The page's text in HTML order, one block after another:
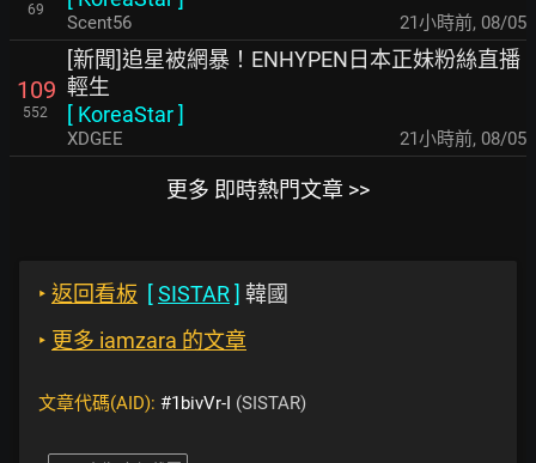
69
Scent56 21小時前, 08/05
109
552
[新聞]追星被網暴！ENHYPEN日本正妹粉絲直播
輕生
[ KoreaStar]
XDGEE 21小時前, 08/05
更多 即時熱門文章 >>
‣ 返回看板 [SISTAR] 韓國
‣ 更多 iamzara 的文章
文章代碼(AID): #1bivVr-I (SISTAR)